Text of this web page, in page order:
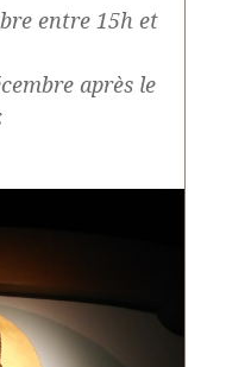
entre 15h et
après le